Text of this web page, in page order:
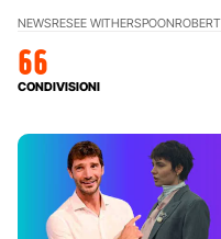
NEWSRESEE WITHERSPOON
66
CONDIVISIONI